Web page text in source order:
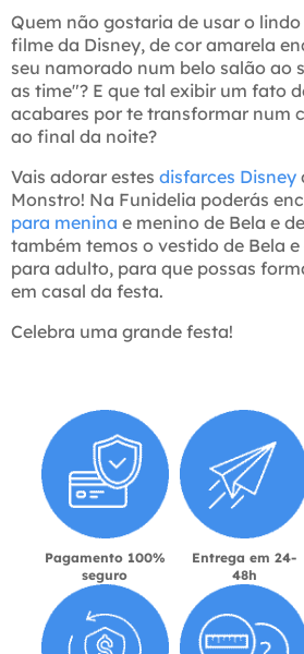
Quem não gostaria de usar o
filme da Disney, de cor amarela
seu namorado num belo salão ao
as time"? E que tal exibir um fato
acabares por te transformar num
ao final da noite?
Vais adorar estes disfarces Disney
Monstro! Na Funidelia poderás
para menina e menino de Bela e
também temos o vestido de Bela
para adulto, para que possas
em casal da festa.
Celebra uma grande festa!
Pagamento 100%
seguro
Entrega em 24-
48h